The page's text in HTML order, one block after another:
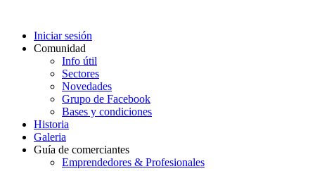
Iniciar sesión
Comunidad
Info útil
Sectores
Novedades
Grupo de Facebook
Bases y condiciones
Historia
Galeria
Guía de comerciantes
Emprendedores & Profesionales